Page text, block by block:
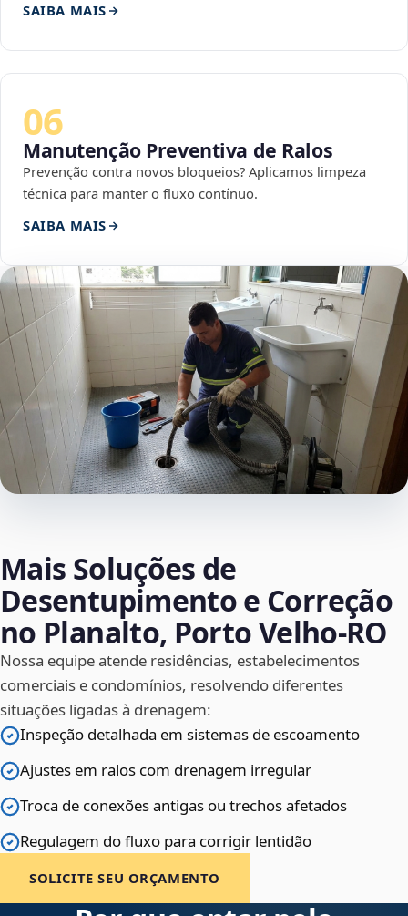
SAIBA MAIS
06
Manutenção Preventiva de Ralos
Prevenção contra novos bloqueios? Aplicamos limpeza
técnica para manter o fluxo contínuo.
SAIBA MAIS
Mais Soluções de
Desentupimento e Correção
no Planalto, Porto Velho‑RO
Nossa equipe atende residências, estabelecimentos
comerciais e condomínios, resolvendo diferentes
situações ligadas à drenagem:
Inspeção detalhada em sistemas de escoamento
Ajustes em ralos com drenagem irregular
Troca de conexões antigas ou trechos afetados
Regulagem do fluxo para corrigir lentidão
SOLICITE SEU ORÇAMENTO